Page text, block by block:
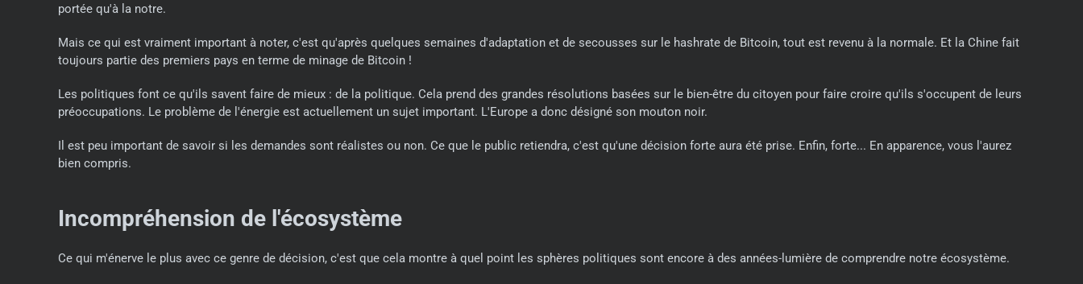
portée qu'à la notre.
Mais ce qui est vraiment important à noter, c'est qu'après quelques semaines d'adaptation et de secousses sur le hashrate de Bitcoin, tout est revenu à la normale. Et la Chine fait
toujours partie des premiers pays en terme de minage de Bitcoin !
Les politiques font ce qu'ils savent faire de mieux : de la politique. Cela prend des grandes résolutions basées sur le bien-être du citoyen pour faire croire qu'ils s'occupent de leurs
préoccupations. Le problème de l'énergie est actuellement un sujet important. L'Europe a donc désigné son mouton noir.
Il est peu important de savoir si les demandes sont réalistes ou non. Ce que le public retiendra, c'est qu'une décision forte aura été prise. Enfin, forte... En apparence, vous l'aurez
bien compris.
Incompréhension de l'écosystème
Ce qui m'énerve le plus avec ce genre de décision, c'est que cela montre à quel point les sphères politiques sont encore à des années-lumière de comprendre notre écosystème.